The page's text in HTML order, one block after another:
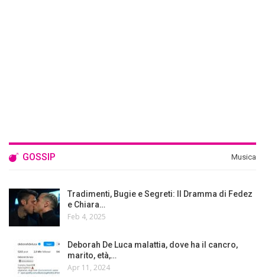
GOSSIP Musica
Tradimenti, Bugie e Segreti: Il Dramma di Fedez
e Chiara…
Feb 4, 2025
Deborah De Luca malattia, dove ha il cancro,
marito, età,…
Apr 11, 2024